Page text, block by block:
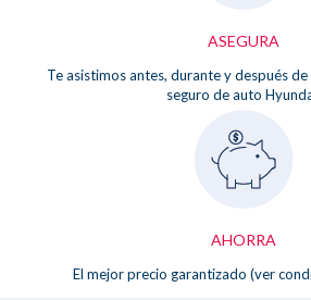
ASEGURA
Te asistimos antes, durante y después
seguro de auto
AHORRA
El mejor precio garantizado (ver